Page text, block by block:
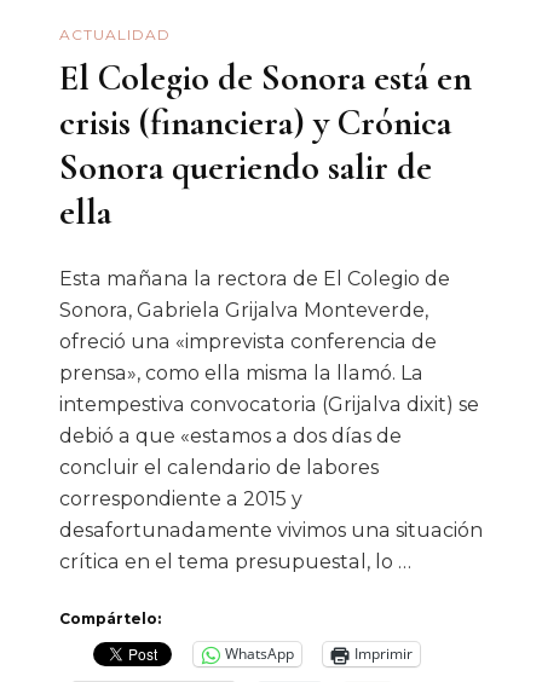
ACTUALIDAD
El Colegio de Sonora está en
crisis (financiera) y Crónica
Sonora queriendo salir de
ella
Esta mañana la rectora de El Colegio de
Sonora, Gabriela Grijalva Monteverde,
ofreció una «imprevista conferencia de
prensa», como ella misma la llamó. La
intempestiva convocatoria (Grijalva dixit) se
debió a que «estamos a dos días de
concluir el calendario de labores
correspondiente a 2015 y
desafortunadamente vivimos una situación
crítica en el tema presupuestal, lo …
Compártelo:
WhatsApp
Imprimir